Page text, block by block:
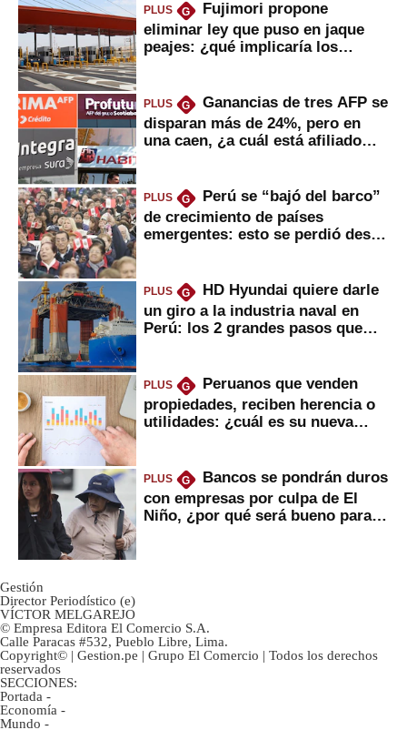
PLUS G
Fujimori propone
eliminar ley que puso en jaque
peajes: ¿qué implicaría los
PLUS G
Ganancias de tres AFP se
disparan más de 24%, pero en
una caen, ¿a cuál está afiliado
PLUS G
Perú se “bajó del barco”
de crecimiento de países
emergentes: esto se perdió desde
PLUS G
HD Hyundai quiere darle
un giro a la industria naval en
Perú: los 2 grandes pasos que
PLUS G
Peruanos que venden
propiedades, reciben herencia o
utilidades: ¿cuál es su nueva
PLUS G
Bancos se pondrán duros
con empresas por culpa de El
Niño, ¿por qué será bueno para
Gestión
Director Periodístico (e)
VÍCTOR MELGAREJO
© Empresa Editora El Comercio S.A.
Calle Paracas #532, Pueblo Libre, Lima.
Copyright© | Gestion.pe | Grupo El Comercio | Todos los derechos
reservados
SECCIONES:
Portada -
Economía -
Mundo -